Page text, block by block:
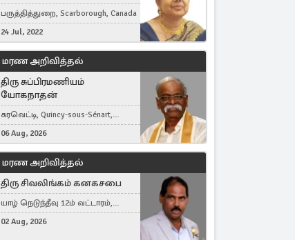
பருத்தித்துறை, Scarborough, Canada
24 Jul, 2022
மரண அறிவித்தல்
திரு சுப்பிரமணியம்
யோகநாதன்
கரவெட்டி, Quincy-sous-Sénart,
France
06 Aug, 2026
மரண அறிவித்தல்
திரு சிவலிங்கம் கனகசபை
யாழ் நெடுந்தீவு 12ம் வட்டாரம்,
Jaffna, நயினாதீவு, London, United
02 Aug, 2026